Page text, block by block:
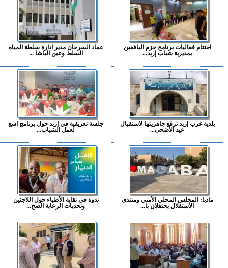
اختتام فعاليات برنامج حزم اليافعين
بمديرية شباب إربد...
عماد السرحان مدير ادارة سلطة المياه
السلط وعين الباشا ...
بلدية غرب إربد ترفع جاهزيتها لاستقبال
عيد الأضحى...
جلسة تعريفية في إربد حول برنامج اسع
لعمل الشباب...
مادبا: المجلس المحلي الأمني ومنتدى
الاستقلال يحتفلان با...
ندوة في نقابة الأطباء حول اللاجئين
وتحديات الرعاية الصح...